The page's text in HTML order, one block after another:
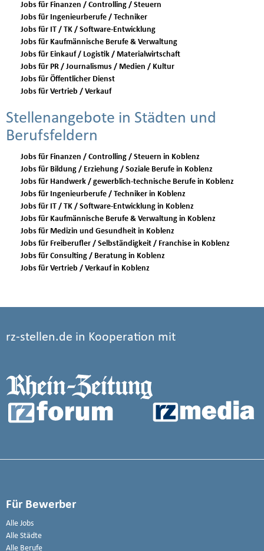
Jobs für Finanzen / Controlling / Steuern
Jobs für Ingenieurberufe / Techniker
Jobs für IT / TK / Software-Entwicklung
Jobs für Kaufmännische Berufe & Verwaltung
Jobs für Einkauf / Logistik / Materialwirtschaft
Jobs für PR / Journalismus / Medien / Kultur
Jobs für Öffentlicher Dienst
Jobs für Vertrieb / Verkauf
Stellenangebote in Städten und
Berufsfeldern
Jobs für Finanzen / Controlling / Steuern in Koblenz
Jobs für Bildung / Erziehung / Soziale Berufe in Koblenz
Jobs für Handwerk / gewerblich-technische Berufe in Koblenz
Jobs für Ingenieurberufe / Techniker in Koblenz
Jobs für IT / TK / Software-Entwicklung in Koblenz
Jobs für Kaufmännische Berufe & Verwaltung in Koblenz
Jobs für Medizin und Gesundheit in Koblenz
Jobs für Freiberufler / Selbständigkeit / Franchise in Koblenz
Jobs für Consulting / Beratung in Koblenz
Jobs für Vertrieb / Verkauf in Koblenz
rz-stellen.de in Kooperation mit
Für Bewerber
Alle Jobs
Alle Städte
Alle Berufe